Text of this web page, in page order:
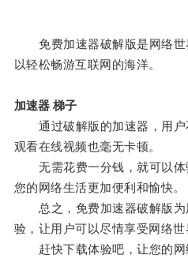
免费加速器破解版是网络世
以轻松畅游互联网的海洋。
加速器 梯子
通过破解版的加速器，用户
观看在线视频也毫无卡顿。
无需花费一分钱，就可以体
您的网络生活更加便利和愉快。
总之，免费加速器破解版为
验，让用户可以尽情享受网络世
赶快下载体验吧，让您的网